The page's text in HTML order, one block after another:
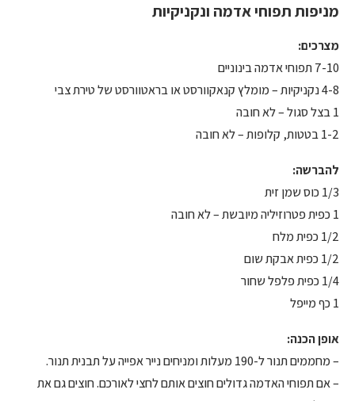
מניפות תפוחי אדמה ונקניקיות
מצרכים:
7-10 תפוחי אדמה בינוניים
4-8 נקניקיות – מומלץ קנאקוורסט או בראטוורסט של טירת צבי
1 בצל סגול – לא חובה
1-2 בטטות, קלופות – לא חובה
להברשה:
1/3 כוס שמן זית
1 כפית פטרוזיליה מיובשת – לא חובה
1/2 כפית מלח
1/2 כפית אבקת שום
1/4 כפית פלפל שחור
1 כף מייפל
אופן הכנה:
– מחממים תנור ל-190 מעלות ומניחים נייר אפייה על תבנית תנור.
– אם תפוחי האדמה גדולים חוצים אותם לחצי לאורכם. חוצים גם את